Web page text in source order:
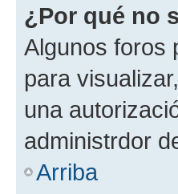
¿Por qué no
Algunos foros
para
una
administrdor
Arriba